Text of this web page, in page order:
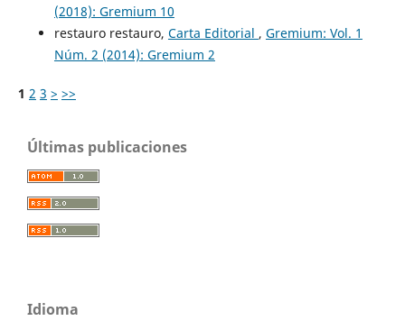
(2018): Gremium 10
restauro restauro, Carta Editorial , Gremium: Vol. 1
Núm. 2 (2014): Gremium 2
1 2 3 > >>
Últimas publicaciones
Idioma